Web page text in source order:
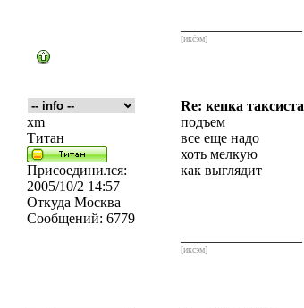
[икс́эм]
Re: кепка таксиста
xm
Титан
Присоединился:
2005/10/2 14:57
Откуда Москва
Сообщений: 6779
подъем
все еще надо
хоть мелкую
как выглядит
[икс́эм]